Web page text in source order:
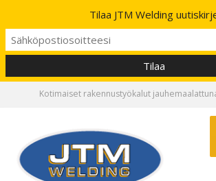
Kotimaiset rakennustyökalut
Tilaa JTM Welding